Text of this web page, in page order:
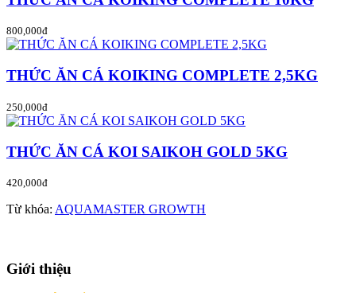
800,000đ
THỨC ĂN CÁ KOIKING COMPLETE 2,5KG
250,000đ
THỨC ĂN CÁ KOI SAIKOH GOLD 5KG
420,000đ
Từ khóa: AQUAMASTER GROWTH
Giới thiệu